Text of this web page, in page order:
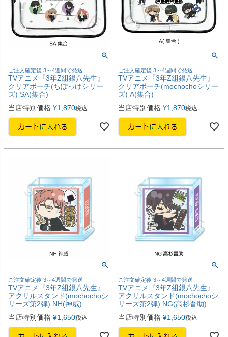
ご注文確定後 3～4週間で発送
TVアニメ『3年Z組銀八先生』
クリアポーチ(ちぽっけシリー
ズ) SA(集合)
当店特別価格 ¥1,870税込
ご注文確定後 3～4週間で発送
TVアニメ『3年Z組銀八先生』
クリアポーチ(mochochoシリー
ズ) A(集合)
当店特別価格 ¥1,870税込
ご注文確定後 3～4週間で発送
TVアニメ『3年Z組銀八先生』
アクリルスタンド(mochochoシ
リーズ第2弾) NH(神威)
当店特別価格 ¥1,650税込
ご注文確定後 3～4週間で発送
TVアニメ『3年Z組銀八先生』
アクリルスタンド(mochochoシ
リーズ第2弾) NG(高杉晋助)
当店特別価格 ¥1,650税込